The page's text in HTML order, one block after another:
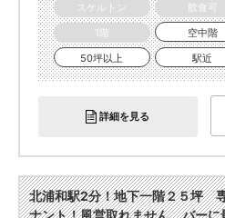
スケルトン
飲食可
1階
空中階
50坪以上
駅近
詳細を見る
北浦和駅2分！地下一階２５坪
ナント！風営取れません。バー